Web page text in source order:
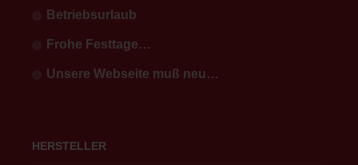
Betriebsurlaub
Frohe Festtage…
Unsere Webseite muß neu…
HERSTELLER